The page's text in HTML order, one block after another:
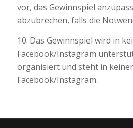
vor, das Gewinnspiel
abzubrechen, falls die
10. Das Gewinnspiel wird in
Facebook/Instagram
organisiert und steht in
Facebook/Instagram.